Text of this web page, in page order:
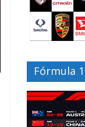
Fórmula